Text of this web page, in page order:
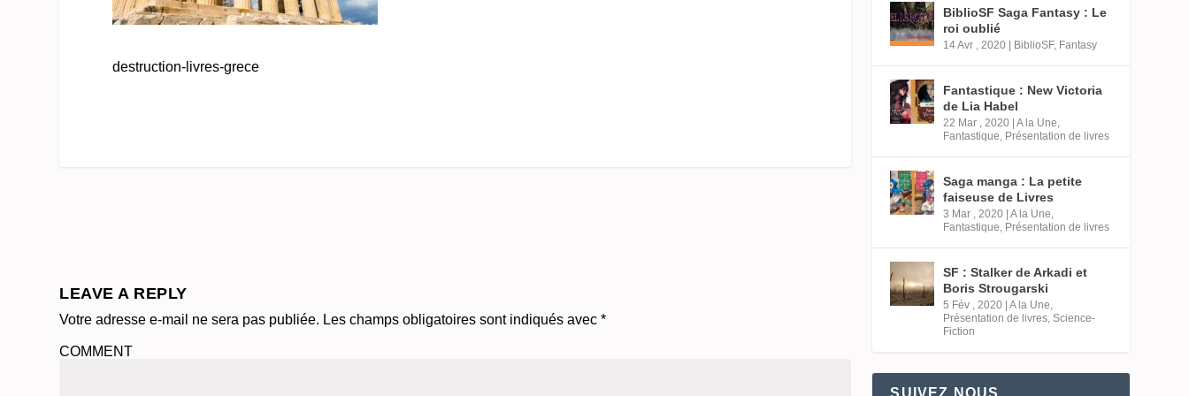
destruction-livres-grece
LEAVE A REPLY
Votre adresse e-mail ne sera pas publiée. Les champs obligatoires sont indiqués avec*
COMMENT
BiblioSF Saga Fantasy : Le
roi oublié
14 Avr , 2020 BiblioSF, Fantasy
Fantastique : New Victoria
de Lia Habel
22 Mar , 2020 |A la Une,
Fantastique, Présentation de livres
Saga manga : La petite
faiseuse de Livres
3 Mar , 2020 |A la Une,
Fantastique, Présentation de livres
SF : Stalker de Arkadi et
Boris Strougarski
5 Fév , 2020 |A la Une,
Présentation de livres,Science-
Fiction
SUIVEZ NOUS